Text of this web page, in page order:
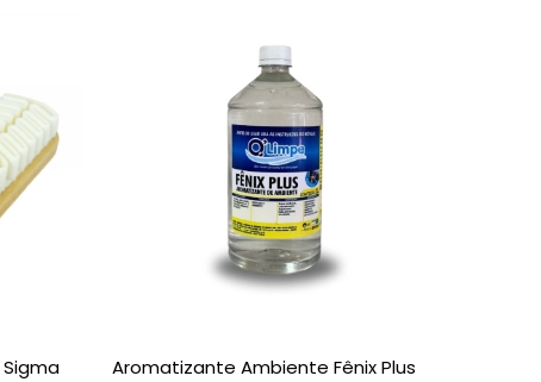
Aromatizante Ambiente Fênix Plus